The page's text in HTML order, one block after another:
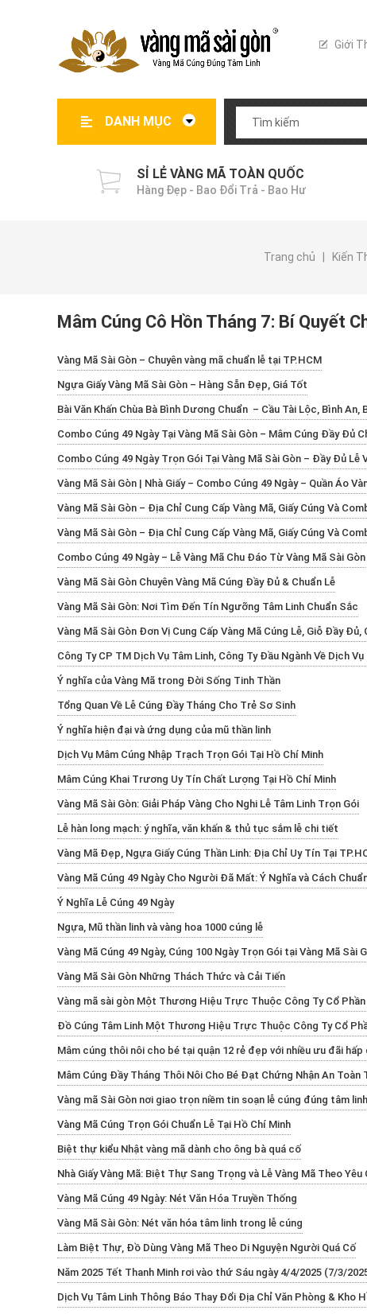
Giới
DANH MỤC
SỈ LẺ VÀNG MÃ TOÀN QUỐC
Hàng Đẹp - Bao Đổi Trả - Bao Hư
Trang chủ Kiến
Mâm Cúng Cô Hồn Tháng 7: Bí Quyết
Vàng Mã Sài Gòn – Chuyên vàng mã chuẩn lễ tại TP.HCM
Ngựa Giấy Vàng Mã Sài Gòn – Hàng Sẵn Đẹp, Giá Tốt
Bài Văn Khấn Chùa Bà Bình Dương Chuẩn – Cầu Tài Lộc, Bình An,
Combo Cúng 49 Ngày Tại Vàng Mã Sài Gòn – Mâm Cúng Đầy Đủ
Combo Cúng 49 Ngày Trọn Gói Tại Vàng Mã Sài Gòn – Đầy Đủ Lễ
Vàng Mã Sài Gòn | Nhà Giấy – Combo Cúng 49 Ngày – Quần Áo
Vàng Mã Sài Gòn – Địa Chỉ Cung Cấp Vàng Mã, Giấy Cúng Và
Vàng Mã Sài Gòn – Địa Chỉ Cung Cấp Vàng Mã, Giấy Cúng Và
Combo Cúng 49 Ngày – Lễ Vàng Mã Chu Đáo Từ Vàng Mã Sài Gòn
Vàng Mã Sài Gòn Chuyên Vàng Mã Cúng Đầy Đủ & Chuẩn Lễ
Vàng Mã Sài Gòn: Nơi Tìm Đến Tín Ngưỡng Tâm Linh Chuẩn Sắc
Vàng Mã Sài Gòn Đơn Vị Cung Cấp Vàng Mã Cúng Lễ, Giỗ Đầy Đủ,
Công Ty CP TM Dịch Vụ Tâm Linh, Công Ty Đầu Ngành Về Dịch
Ý nghĩa của Vàng Mã trong Đời Sống Tinh Thần
Tổng Quan Về Lễ Cúng Đầy Tháng Cho Trẻ Sơ Sinh
Ý nghĩa hiện đại và ứng dụng của mũ thần linh
Dịch Vụ Mâm Cúng Nhập Trạch Trọn Gói Tại Hồ Chí Minh
Mâm Cúng Khai Trương Uy Tín Chất Lượng Tại Hồ Chí Minh
Vàng Mã Sài Gòn: Giải Pháp Vàng Cho Nghi Lễ Tâm Linh Trọn Gói
Lễ hàn long mạch: ý nghĩa, văn khấn & thủ tục sắm lễ chi tiết
Vàng Mã Đẹp, Ngựa Giấy Cúng Thần Linh: Địa Chỉ Uy Tín Tại
Vàng Mã Cúng 49 Ngày Cho Người Đã Mất: Ý Nghĩa và Cách
Ý Nghĩa Lễ Cúng 49 Ngày
Ngựa, Mũ thần linh và vàng hoa 1000 cúng lễ
Vàng Mã Cúng 49 Ngày, Cúng 100 Ngày Trọn Gói tại Vàng Mã Sài
Vàng Mã Sài Gòn Những Thách Thức và Cải Tiến
Vàng mã sài gòn Một Thương Hiệu Trực Thuộc Công Ty Cổ Phần
Đồ Cúng Tâm Linh Một Thương Hiệu Trực Thuộc Công Ty Cổ
Mâm cúng thôi nôi cho bé tại quận 12 rẻ đẹp với nhiều ưu đãi hấp
Mâm Cúng Đầy Tháng Thôi Nôi Cho Bé Đạt Chứng Nhận An Toàn
Vàng mã Sài Gòn nơi giao trọn niềm tin soạn lễ cúng đúng tâm
Vàng Mã Cúng Trọn Gói Chuẩn Lễ Tại Hồ Chí Minh
Biệt thự kiểu Nhật vàng mã dành cho ông bà quá cố
Nhà Giấy Vàng Mã: Biệt Thự Sang Trọng và Lễ Vàng Mã Theo Yêu
Vàng Mã Cúng 49 Ngày: Nét Văn Hóa Truyền Thống
Vàng Mã Sài Gòn: Nét văn hóa tâm linh trong lễ cúng
Làm Biệt Thự, Đồ Dùng Vàng Mã Theo Di Nguyện Người Quá Cố
Năm 2025 Tết Thanh Minh rơi vào thứ Sáu ngày 4/4/2025 (7/3/
Dịch Vụ Tâm Linh Thông Báo Thay Đổi Địa Chỉ Văn Phòng & Kho